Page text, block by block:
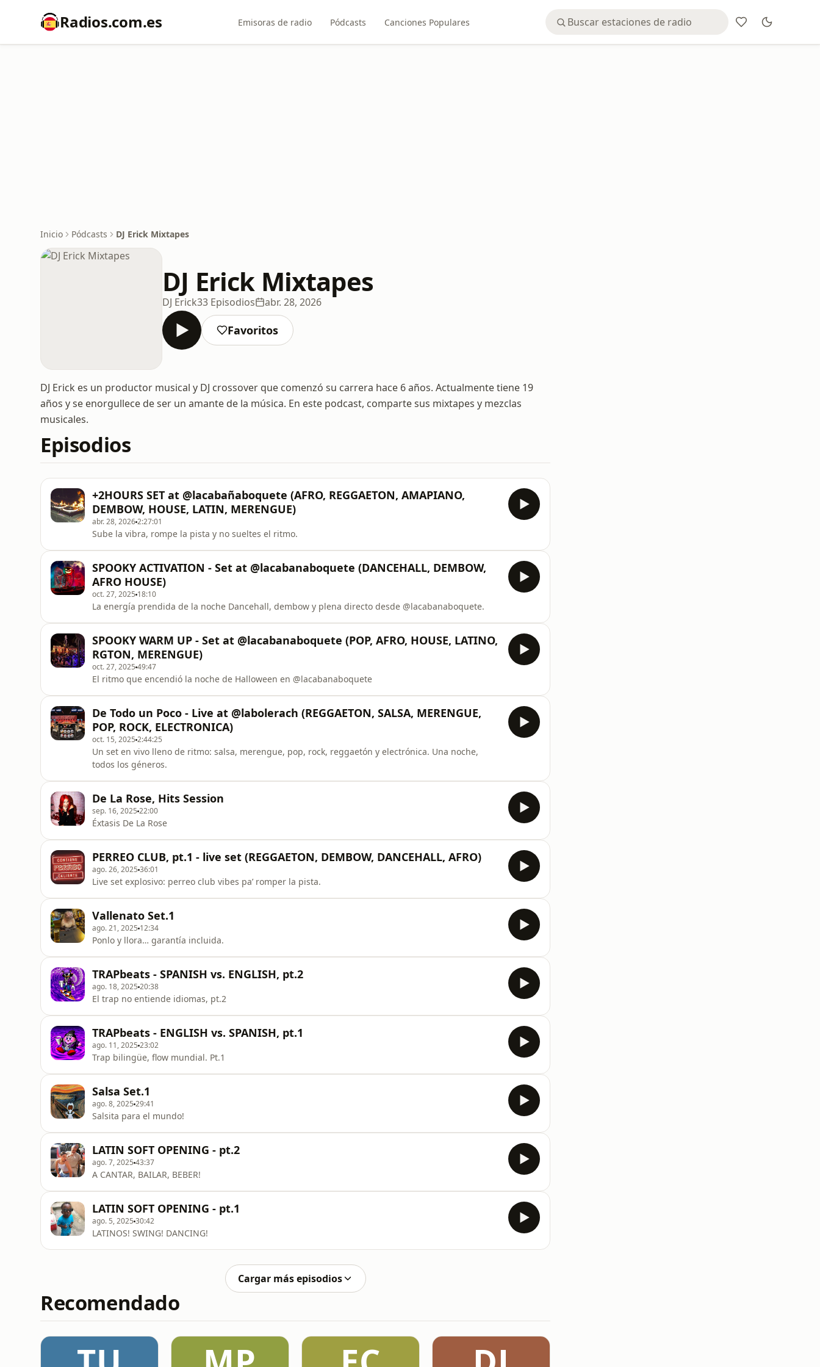
Radios.com.es Emisoras de radio Pódcasts Canciones Populares
Inicio Pódcasts DJ Erick Mixtapes
DJ Erick Mixtapes
DJ Erick33 Episodios abr. 28, 2026
Favoritos
DJ Erick es un productor musical y DJ crossover que comenzó su carrera hace 6 años. Actualmente tiene 19
años y se enorgullece de ser un amante de la música. En este podcast, comparte sus mixtapes y mezclas
musicales.
Episodios
+2HOURS SET at @lacabañaboquete (AFRO, REGGAETON, AMAPIANO,
DEMBOW, HOUSE, LATIN, MERENGUE)
abr. 28, 20262:27:01
Sube la vibra, rompe la pista y no sueltes el ritmo.
SPOOKY ACTIVATION - Set at @lacabanaboquete (DANCEHALL, DEMBOW,
AFRO HOUSE)
oct. 27, 2025 18:10
La energía prendida de la noche Dancehall, dembow y plena directo desde @lacabanaboquete.
SPOOKY WARM UP - Set at @lacabanaboquete (POP, AFRO, HOUSE, LATINO,
RGTON, MERENGUE)
oct. 27, 2025 49:47
El ritmo que encendió la noche de Halloween en @lacabanaboquete
De Todo un Poco - Live at @labolerach (REGGAETON, SALSA, MERENGUE,
POP, ROCK, ELECTRONICA)
oct. 15, 2025 2:44:25
Un set en vivo lleno de ritmo: salsa, merengue, pop, rock, reggaetón y electrónica. Una noche,
todos los géneros.
De La Rose, Hits Session
sep. 16, 2025 22:00
Éxtasis De La Rose
PERREO CLUB, pt.1 - live set (REGGAETON, DEMBOW, DANCEHALL, AFRO)
ago. 26, 2025 36:01
Live set explosivo: perreo club vibes pa’ romper la pista.
Vallenato Set.1
ago. 21, 2025 12:34
Ponlo y llora… garantía incluida.
TRAPbeats - SPANISH vs. ENGLISH, pt.2
ago. 18, 2025 20:38
El trap no entiende idiomas, pt.2
TRAPbeats - ENGLISH vs. SPANISH, pt.1
ago. 11, 2025 23:02
Trap bilingüe, flow mundial. Pt.1
Salsa Set.1
ago. 8, 2025 29:41
Salsita para el mundo!
LATIN SOFT OPENING - pt.2
ago. 7, 2025 43:37
A CANTAR, BAILAR, BEBER!
LATIN SOFT OPENING - pt.1
ago. 5, 2025 30:42
LATINOS! SWING! DANCING!
Cargar más episodios
Recomendado